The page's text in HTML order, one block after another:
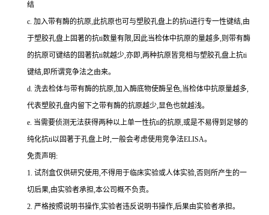
结
c. 加入带有酶的抗原,此抗原也可与塑胶孔盘上的抗ti进行专一性键结,由
于塑胶孔盘上固著的抗ti数量有限,因此当检体中抗原的量越多,则带有酶
的抗原可键结的固著抗ti就越少,亦即,两种抗原皆竞相与塑胶孔盘上抗ti
键结,即所谓竞争法之由来。
d. 洗去检体与带有酶的抗原,加入酶底物使酶呈色,当检体中抗原量越多,
代表塑胶孔盘内留下之带有酶的抗原越少,显色也就越浅。
e. 当需要侦测无法获得两种以上单一性抗ti的抗原,或是不易得到足够的
纯化抗ti以固著于孔盘上时,一般会考虑使用竞争法ELISA。
免责声明:
1. 试剂盒仅供研究使用,不得用于临床实验或人体实验,否则所产生的一
切后果,由实验者承担,本公司概不负责。
2. 严格按照说明书操作,实验者违反说明书操作,后果由实验者承担。